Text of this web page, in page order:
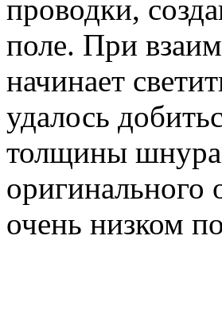
проводки,
поле. При
начинает
удалось
толщины
оригинального
очень низком